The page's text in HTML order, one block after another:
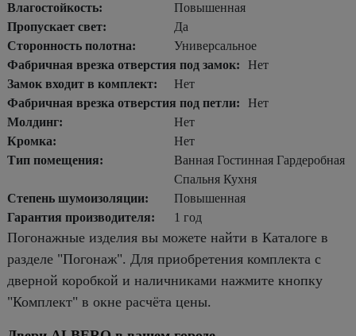
Влагостойкость:
Повышенная
Пропускает свет:
Да
Сторонность полотна:
Универсальное
Фабричная врезка отверстия под замок:
Нет
Замок входит в комплект:
Нет
Фабричная врезка отверстия под петли:
Нет
Молдинг:
Нет
Кромка:
Нет
Тип помещения:
Ванная Гостинная Гардеробная
Спальня Кухня
Степень шумоизоляции:
Повышенная
Гарантия производителя:
1 год
Погонажные изделия вы можете найти в Каталоге в
разделе "Погонаж". Для приобретения комплекта с
дверной коробкой и наличниками нажмите кнопку
"Комплект" в окне расчёта цены.